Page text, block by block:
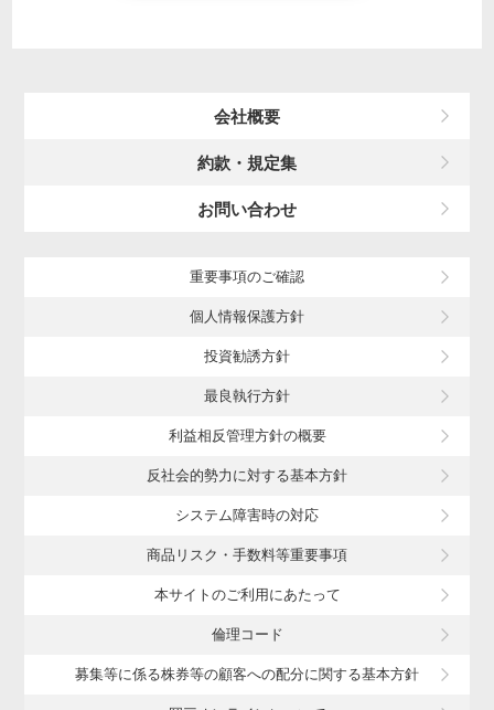
会社概要
約款・規定集
お問い合わせ
重要事項のご確認
個人情報保護方針
投資勧誘方針
最良執行方針
利益相反管理方針の概要
反社会的勢力に対する基本方針
システム障害時の対応
商品リスク・手数料等重要事項
本サイトのご利用にあたって
倫理コード
募集等に係る株券等の顧客への配分に関する基本方針